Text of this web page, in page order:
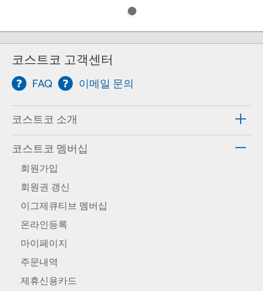
코스트코 고객센터
FAQ 이메일 문의
코스트코 소개
코스트코 멤버십
회원가입
회원권 갱신
이그제큐티브 멤버십
온라인등록
마이페이지
주문내역
제휴신용카드